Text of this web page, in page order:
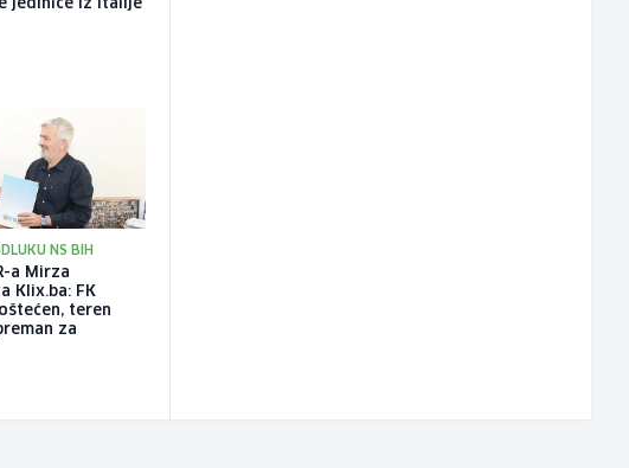
jedinice iz Italije
NS BIH
a Mirza
Klix.ba: FK
teren
za